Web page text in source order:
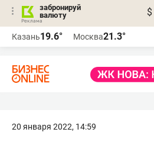
забронируй
валюту
$
Казань19.6° Москва21.3°
20 января 2022, 14:59